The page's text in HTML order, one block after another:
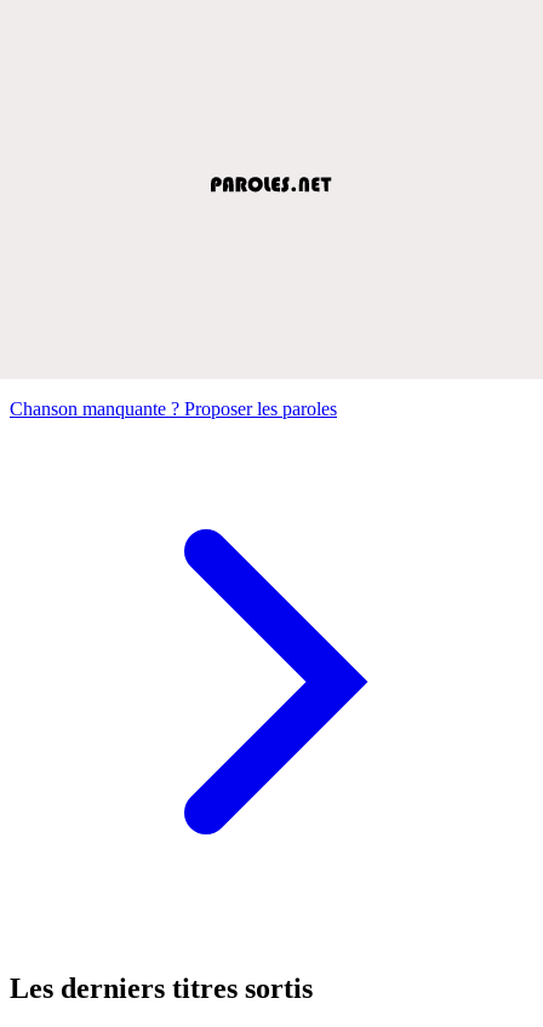
Chanson manquante ? Proposer les paroles
Les derniers titres sortis